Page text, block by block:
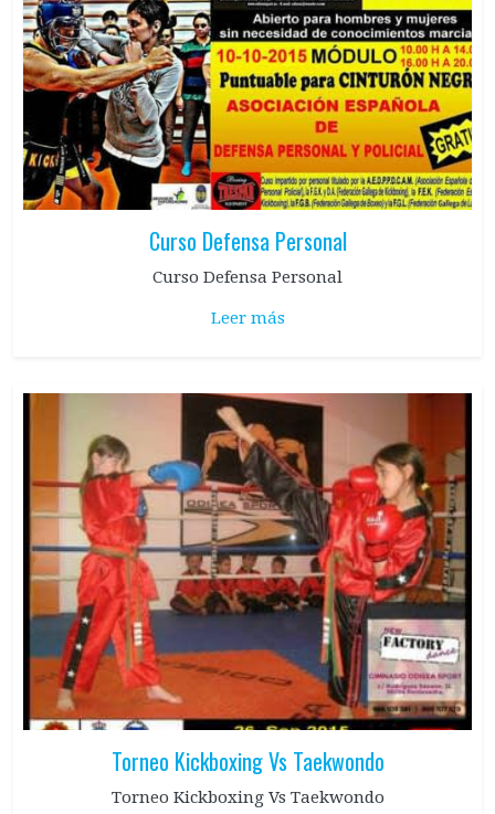
Curso Defensa Personal
Curso Defensa Personal
Leer más
Torneo Kickboxing Vs Taekwondo
Torneo Kickboxing Vs Taekwondo